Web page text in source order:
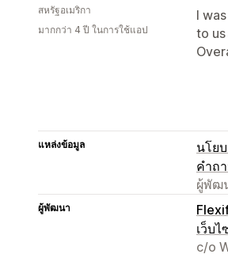
I
to
สหรัฐอเมริกา
มากกว่า 4 ปี ในการใช้แอป
แหล่งข้อมูล
นโย
คำถ
ผู้พัฒ
ผู้พัฒนา
เว็บไ
c/o